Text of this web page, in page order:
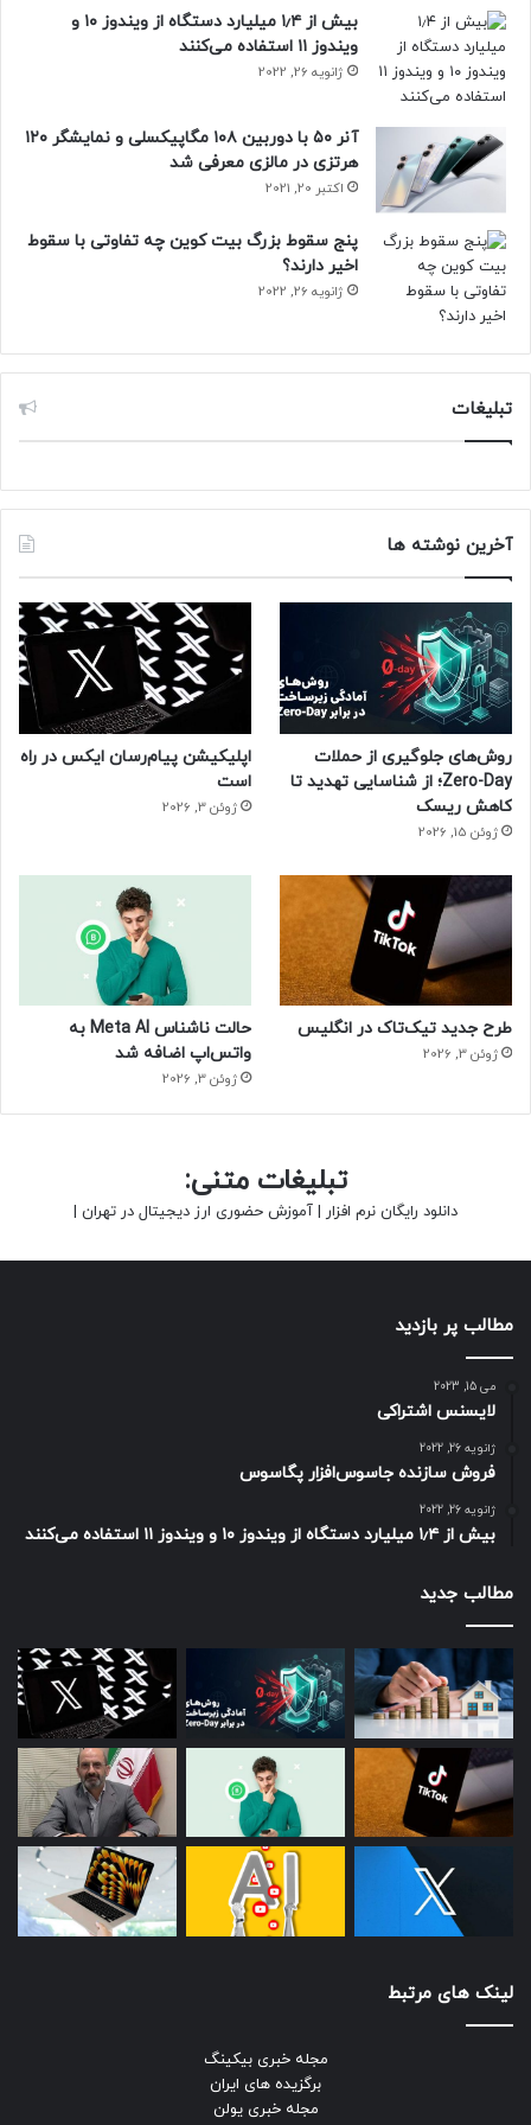
ترمودینامیک آب
بیش از ۱٫۴ میلیارد دستگاه از ویندوز ۱۰ و
ویندوز ۱۱ استفاده می‌کنند
ژانویه 26, 2022
آنر ۵۰ با دوربین ۱۰۸ مگاپیکسلی و نمایشگر ۱۲۰
هرتزی در مالزی معرفی شد
اکتبر 20, 2021
پنج سقوط بزرگ بیت کوین چه تفاوتی با سقوط
اخیر دارند؟
ژانویه 26, 2022
تبلیغات
آخرین نوشته ها
روش‌های جلوگیری از حملات
Zero-Day؛ از شناسایی تهدید تا
کاهش ریسک
ژوئن 15, 2026
اپلیکیشن پیام‌رسان ایکس در راه
است
ژوئن 3, 2026
طرح جدید تیک‌تاک در انگلیس
ژوئن 3, 2026
حالت ناشناس Meta AI به
واتس‌اپ اضافه شد
ژوئن 3, 2026
تبلیغات متنی:
دانلود رایگان نرم افزار | آموزش حضوری ارز دیجیتال در تهران |
مطالب پر بازدید
می 15, 2023
لایسنس اشتراکی
ژانویه 26, 2022
فروش سازنده جاسوس‌افزار پگاسوس
ژانویه 26, 2022
بیش از ۱٫۴ میلیارد دستگاه از ویندوز ۱۰ و ویندوز ۱۱ استفاده می‌کنند
مطالب جدید
لینک های مرتبط
مجله خبری بیکینگ
برگزیده های ایران
مجله خبری یولن